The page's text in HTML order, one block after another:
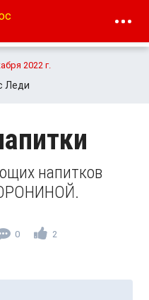
2022 г.
Леди
напитков
0 2